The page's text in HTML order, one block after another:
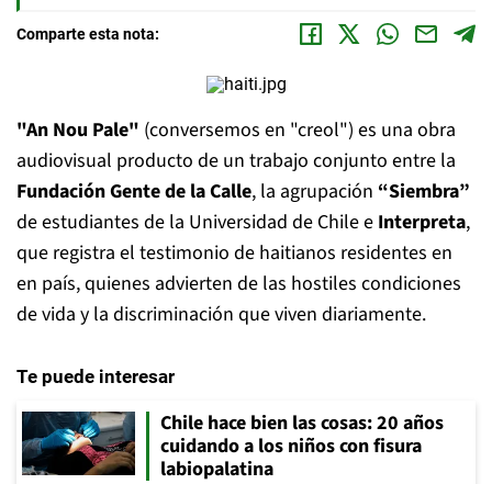
Comparte esta nota:
"An Nou Pale" (conversemos en "creol") es una obra
audiovisual producto de un trabajo conjunto entre la
Fundación Gente de la Calle, la agrupación “Siembra”
de estudiantes de la Universidad de Chile e Interpreta,
que registra el testimonio de haitianos residentes en
en país, quienes advierten de las hostiles condiciones
de vida y la discriminación que viven diariamente.
Te puede interesar
Chile hace bien las cosas: 20 años
cuidando a los niños con fisura
labiopalatina